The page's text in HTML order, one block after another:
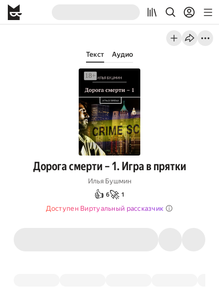
Текст Аудио
Дорога смерти – 1. Игра в прятки
Илья Бушмин
👍 6🚀 1
Доступен Виртуальный рассказчик